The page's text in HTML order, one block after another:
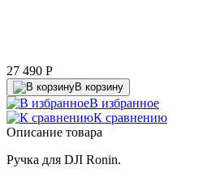
27 490 P
В корзину
В избранное
К сравнению
Описание товара
Ручка для DJI Ronin.